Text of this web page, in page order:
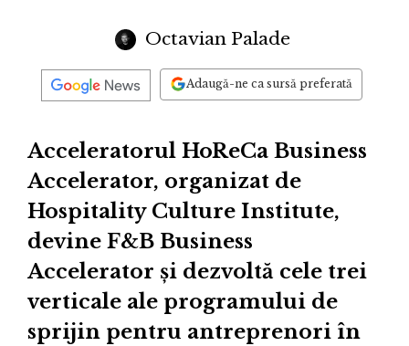
Octavian Palade
Adaugă-ne ca sursă preferată
Acceleratorul HoReCa Business
Accelerator, organizat de
Hospitality Culture Institute,
devine F&B Business
Accelerator și dezvoltă cele trei
verticale ale programului de
sprijin pentru antreprenori în